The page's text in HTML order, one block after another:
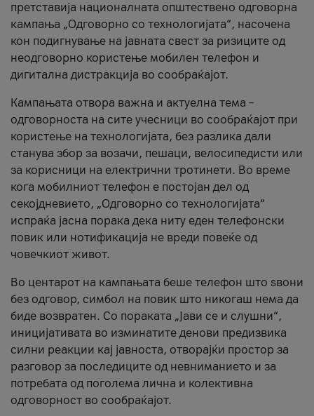
претставија националната општествено одговорна
кампања „Одговорно со технологијата“, насочена
кон подигнување на јавната свест за ризиците од
неодговорно користење мобилен телефон и
дигитална дистракција во сообраќајот.
Кампањата отвора важна и актуелна тема –
одговорноста на сите учесници во сообраќајот при
користење на технологијата, без разлика дали
станува збор за возачи, пешаци, велосипедисти или
за корисници на електрични тротинети. Во време
кога мобилниот телефон е постојан дел од
секојдневието, „Одговорно со технологијата“
испраќа јасна порака дека ниту еден телефонски
повик или нотификација не вреди повеќе од
човечкиот живот.
Во центарот на кампањата беше телефон што ѕвони
без одговор, симбол на повик што никогаш нема да
биде возвратен. Со пораката „Јави се и слушни“,
иницијативата во изминатите денови предизвика
силни реакции кај јавноста, отворајќи простор за
разговор за последиците од невниманието и за
потребата од поголема лична и колективна
одговорност во сообраќајот.